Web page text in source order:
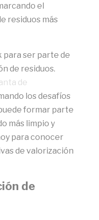
el
residuos más
para ser parte de
de residuos.
de
los desafíos
formar parte
más limpio y
para conocer
de valorización
de